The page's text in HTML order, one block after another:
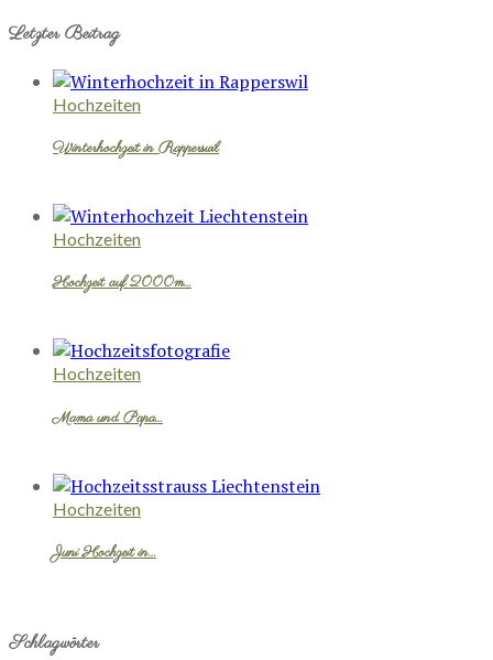
Letzter Beitrag
Hochzeiten
Winterhochzeit in Rapperswil
Hochzeiten
Hochzeit auf 2000m…
Hochzeiten
Mama und Papa…
Hochzeiten
Juni Hochzeit in…
Schlagwörter